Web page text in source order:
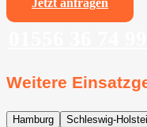
Jetzt anfragen
Weitere
Hamburg Schleswig-